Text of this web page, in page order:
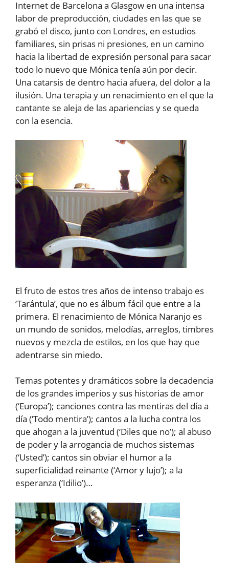
Internet de Barcelona a Glasgow en una intensa
labor de preproducción, ciudades en las que se
grabó el disco, junto con Londres, en estudios
familiares, sin prisas ni presiones, en un camino
hacia la libertad de expresión personal para sacar
todo lo nuevo que Mónica tenía aún por decir.
Una catarsis de dentro hacia afuera, del dolor a la
ilusión. Una terapia y un renacimiento en el que la
cantante se aleja de las apariencias y se queda
con la esencia.
El fruto de estos tres años de intenso trabajo es
‘Tarántula’, que no es álbum fácil que entre a la
primera. El renacimiento de Mónica Naranjo es
un mundo de sonidos, melodías, arreglos, timbres
nuevos y mezcla de estilos, en los que hay que
adentrarse sin miedo.
Temas potentes y dramáticos sobre la decadencia
de los grandes imperios y sus historias de amor
(‘Europa’); canciones contra las mentiras del día a
día (‘Todo mentira’); cantos a la lucha contra los
que ahogan a la juventud (‘Diles que no’); al abuso
de poder y la arrogancia de muchos sistemas
(‘Usted’); cantos sin obviar el humor a la
superficialidad reinante (‘Amor y lujo’); a la
esperanza (‘Idilio’)…